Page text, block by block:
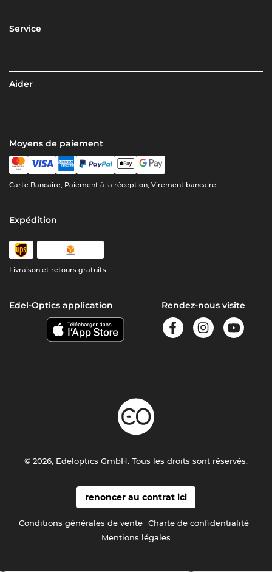
Service
Aider
Moyens de paiement
Carte Bancaire, Paiement à la réception, Virement bancaire
Expédition
Livraison et retours gratuits
Edel-Optics application Rendez-nous visite
renoncer au contrat ici
Conditions générales de vente Charte de confidentialité
Mentions légales
© 2026, Edeloptics GmbH. Tous les droits sont réservés.